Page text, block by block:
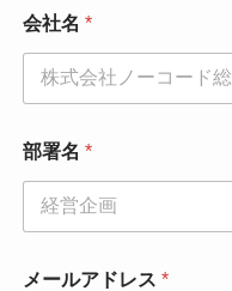
会社名 *
部署名 *
メールアドレス *